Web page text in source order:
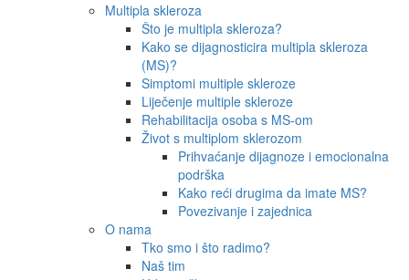
Multipla skleroza
Što je multipla skleroza?
Kako se dijagnosticira multipla skleroza
(MS)?
Simptomi multiple skleroze
Liječenje multiple skleroze
Rehabilitacija osoba s MS-om
Život s multiplom sklerozom
Prihvaćanje dijagnoze i emocionalna
podrška
Kako reći drugima da imate MS?
Povezivanje i zajednica
O nama
Tko smo i što radimo?
Naš tim